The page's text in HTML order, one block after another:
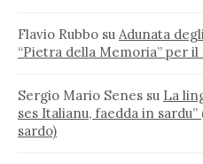
Flavio Rubbo su Adunata
“Pietra della Memoria” per
Sergio Mario Senes su La
ses Italianu, faedda in
sardo)